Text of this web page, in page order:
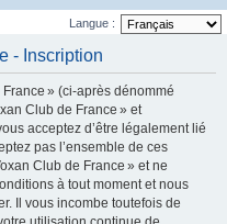
Langue :
- Inscription
» (ci-après dénommé
Club de France » et
acceptez d’être légalement lié
pas l’ensemble de ces
Club de France » et ne
à tout moment et nous
Il vous incombe toutefois de